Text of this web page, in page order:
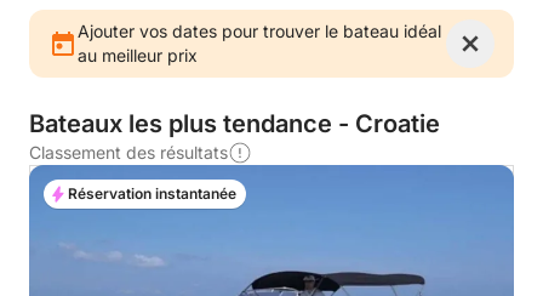
Ajouter vos dates pour trouver le bateau idéal
au meilleur prix
Bateaux les plus tendance - Croatie
Classement des résultats
Réservation instantanée